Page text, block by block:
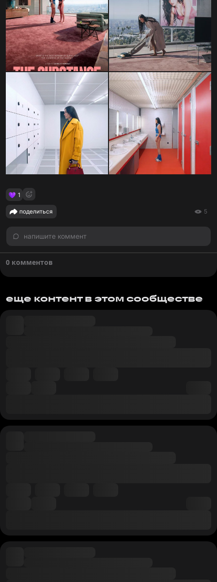
1
поделиться 5
напишите коммент
0 комментов
еще контент в этом сообществе